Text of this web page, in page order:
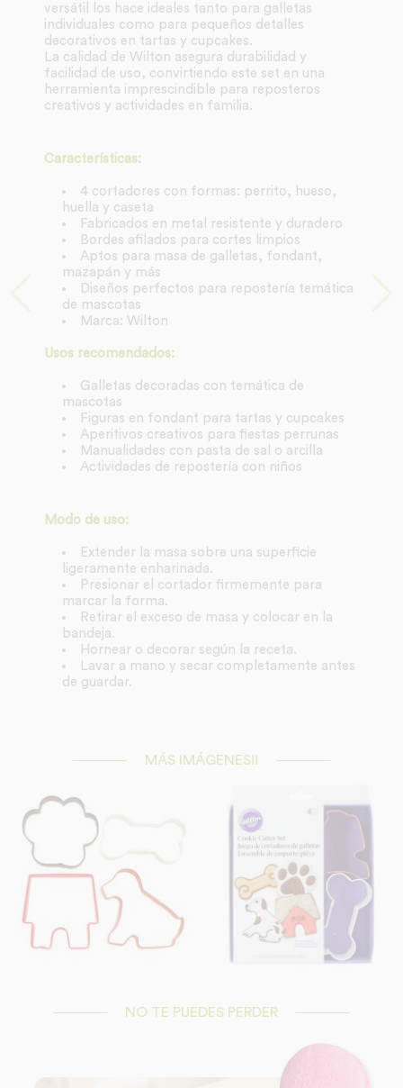
versátil los hace ideales tanto para galletas
individuales como para pequeños detalles
decorativos en tartas y cupcakes.
La calidad de Wilton asegura durabilidad y
facilidad de uso, convirtiendo este set en una
herramienta imprescindible para reposteros
creativos y actividades en familia.
Características:
4 cortadores con formas: perrito, hueso,
huella y caseta
Fabricados en metal resistente y duradero
Bordes afilados para cortes limpios
Aptos para masa de galletas, fondant,
mazapán y más
Diseños perfectos para repostería temática
de mascotas
Marca: Wilton
Usos recomendados:
Galletas decoradas con temática de
mascotas
Figuras en fondant para tartas y cupcakes
Aperitivos creativos para fiestas perrunas
Manualidades con pasta de sal o arcilla
Actividades de repostería con niños
Modo de uso:
Extender la masa sobre una superficie
ligeramente enharinada.
Presionar el cortador firmemente para
marcar la forma.
Retirar el exceso de masa y colocar en la
bandeja.
Hornear o decorar según la receta.
Lavar a mano y secar completamente antes
de guardar.
MÁS IMÁGENES!!
NO TE PUEDES PERDER